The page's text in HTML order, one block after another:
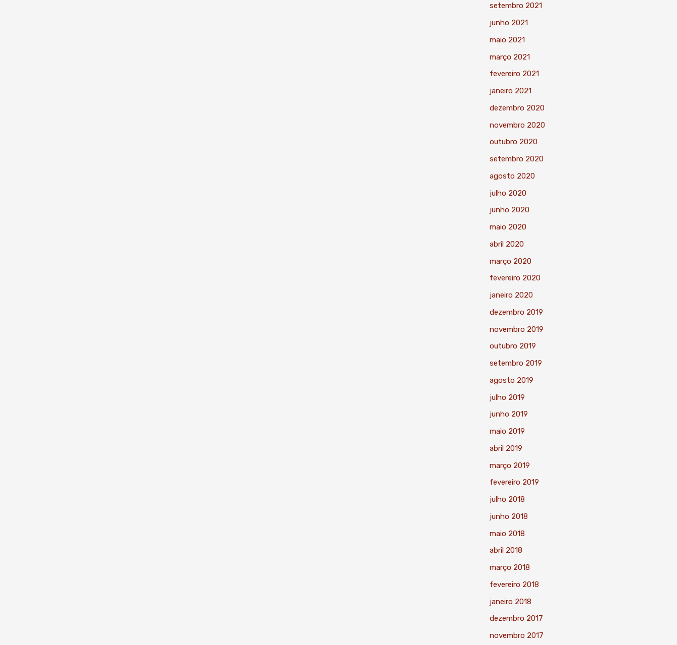
setembro 2021
junho 2021
maio 2021
março 2021
fevereiro 2021
janeiro 2021
dezembro 2020
novembro 2020
outubro 2020
setembro 2020
agosto 2020
julho 2020
junho 2020
maio 2020
abril 2020
março 2020
fevereiro 2020
janeiro 2020
dezembro 2019
novembro 2019
outubro 2019
setembro 2019
agosto 2019
julho 2019
junho 2019
maio 2019
abril 2019
março 2019
fevereiro 2019
julho 2018
junho 2018
maio 2018
abril 2018
março 2018
fevereiro 2018
janeiro 2018
dezembro 2017
novembro 2017